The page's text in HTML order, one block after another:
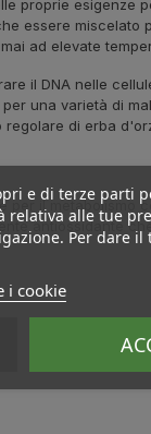
esigenze
essere
ad elevate
il DNA nelle
una varietà di
di erba
il
antiossidante
e di terze parti
relativa alle tue
Per dare il
i cookie